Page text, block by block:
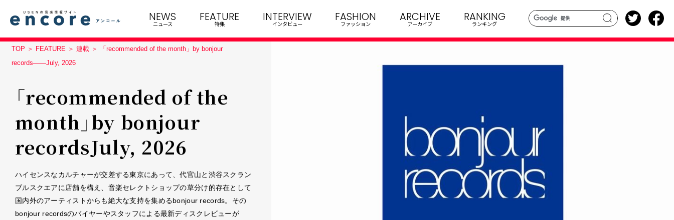
search
NEWS
ニュース
FEATURE
特集
INTERVIEW
インタビュー
FASHION
ファッション
ARCHIVE
アーカイブ
RANKING
ランキング
TOP FEATURE 連載
「recommended of the month」by bonjour
records――July, 2026
「recommended of the
month」by bonjour
records――July, 2026
ハイセンスなカルチャーが交差する東京にあって、代官山と渋谷スクラン
ブルスクエアに店舗を構え、音楽セレクトショップの草分け的存在として
国内外のアーティストからも絶大な支持を集めるbonjour records。その
bonjour recordsのバイヤーやスタッフによる最新ディスクレビューが